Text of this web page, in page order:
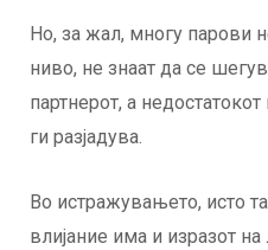
Но, за жал, многу парови
ниво, не знаат да се
партнерот, а
ги разјадува.
Во истражувањето, исто
влијание има и изразот